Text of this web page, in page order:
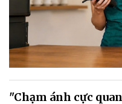
"Chạm ánh cực